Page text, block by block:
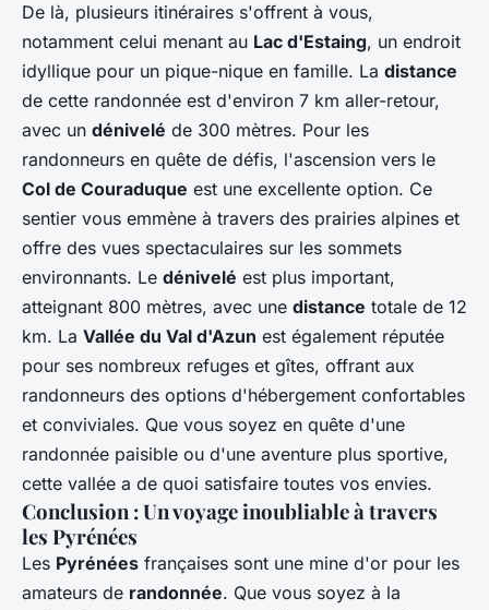
De là, plusieurs itinéraires s'offrent à vous,
notamment celui menant au Lac d'Estaing, un endroit
idyllique pour un pique-nique en famille. La distance
de cette randonnée est d'environ 7 km aller-retour,
avec un dénivelé de 300 mètres. Pour les
randonneurs en quête de défis, l'ascension vers le
Col de Couraduque est une excellente option. Ce
sentier vous emmène à travers des prairies alpines et
offre des vues spectaculaires sur les sommets
environnants. Le dénivelé est plus important,
atteignant 800 mètres, avec une distance totale de 12
km. La Vallée du Val d'Azun est également réputée
pour ses nombreux refuges et gîtes, offrant aux
randonneurs des options d'hébergement confortables
et conviviales. Que vous soyez en quête d'une
randonnée paisible ou d'une aventure plus sportive,
cette vallée a de quoi satisfaire toutes vos envies.
Conclusion : Un voyage inoubliable à travers
les Pyrénées
Les Pyrénées françaises sont une mine d'or pour les
amateurs de randonnée. Que vous soyez à la